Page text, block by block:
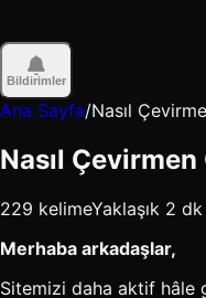
Bildirimler
Ana Sayfa/Nasıl
Nasıl
229 kelimeYaklaşık 2
Merhaba arkadaşlar,
Sitemizi daha aktif hâle